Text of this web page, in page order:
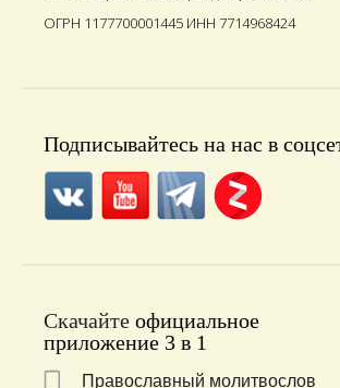
ОГРН 1177700001445 ИНН 7714968424
Подписывайтесь на нас в
Скачайте официальное
приложение 3 в 1
Православный молитвослов